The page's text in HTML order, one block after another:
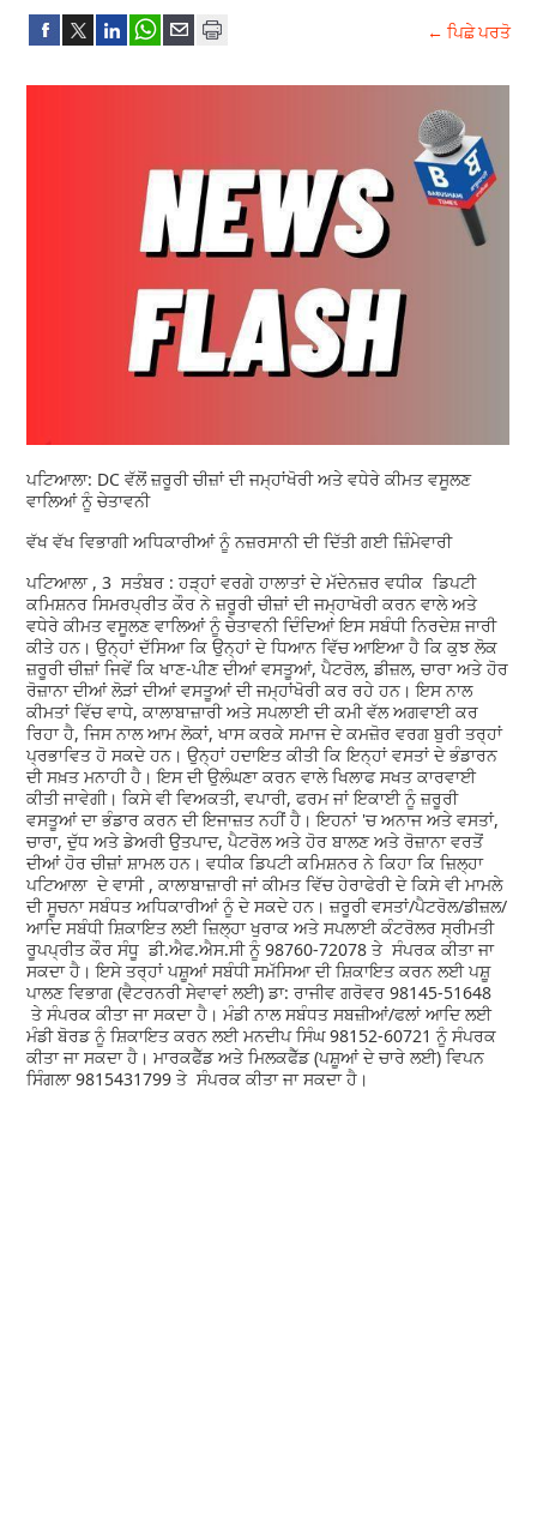
← ਪਿਛੇ ਪਰਤੋ
ਪਟਿਆਲਾ: DC ਵੱਲੋਂ ਜ਼ਰੂਰੀ ਚੀਜ਼ਾਂ ਦੀ ਜਮ੍ਹਾਂਖੋਰੀ ਅਤੇ ਵਧੇਰੇ ਕੀਮਤ ਵਸੂਲਣ
ਵਾਲਿਆਂ ਨੂੰ ਚੇਤਾਵਨੀ
ਵੱਖ ਵੱਖ ਵਿਭਾਗੀ ਅਧਿਕਾਰੀਆਂ ਨੂੰ ਨਜ਼ਰਸਾਨੀ ਦੀ ਦਿੱਤੀ ਗਈ ਜ਼ਿੰਮੇਵਾਰੀ
ਪਟਿਆਲਾ , 3 ਸਤੰਬਰ : ਹੜ੍ਹਾਂ ਵਰਗੇ ਹਾਲਾਤਾਂ ਦੇ ਮੱਦੇਨਜ਼ਰ ਵਧੀਕ ਡਿਪਟੀ
ਕਮਿਸ਼ਨਰ ਸਿਮਰਪ੍ਰੀਤ ਕੌਰ ਨੇ ਜ਼ਰੂਰੀ ਚੀਜ਼ਾਂ ਦੀ ਜਮ੍ਹਾਖੋਰੀ ਕਰਨ ਵਾਲੇ ਅਤੇ
ਵਧੇਰੇ ਕੀਮਤ ਵਸੂਲਣ ਵਾਲਿਆਂ ਨੂੰ ਚੇਤਾਵਨੀ ਦਿੰਦਿਆਂ ਇਸ ਸਬੰਧੀ ਨਿਰਦੇਸ਼ ਜਾਰੀ
ਕੀਤੇ ਹਨ। ਉਨ੍ਹਾਂ ਦੱਸਿਆ ਕਿ ਉਨ੍ਹਾਂ ਦੇ ਧਿਆਨ ਵਿੱਚ ਆਇਆ ਹੈ ਕਿ ਕੁਝ ਲੋਕ
ਜ਼ਰੂਰੀ ਚੀਜ਼ਾਂ ਜਿਵੇਂ ਕਿ ਖਾਣ-ਪੀਣ ਦੀਆਂ ਵਸਤੂਆਂ, ਪੈਟਰੋਲ, ਡੀਜ਼ਲ, ਚਾਰਾ ਅਤੇ ਹੋਰ
ਰੋਜ਼ਾਨਾ ਦੀਆਂ ਲੋੜਾਂ ਦੀਆਂ ਵਸਤੂਆਂ ਦੀ ਜਮ੍ਹਾਂਖੋਰੀ ਕਰ ਰਹੇ ਹਨ। ਇਸ ਨਾਲ
ਕੀਮਤਾਂ ਵਿੱਚ ਵਾਧੇ, ਕਾਲਾਬਾਜ਼ਾਰੀ ਅਤੇ ਸਪਲਾਈ ਦੀ ਕਮੀ ਵੱਲ ਅਗਵਾਈ ਕਰ
ਰਿਹਾ ਹੈ, ਜਿਸ ਨਾਲ ਆਮ ਲੋਕਾਂ, ਖਾਸ ਕਰਕੇ ਸਮਾਜ ਦੇ ਕਮਜ਼ੋਰ ਵਰਗ ਬੁਰੀ ਤਰ੍ਹਾਂ
ਪ੍ਰਭਾਵਿਤ ਹੋ ਸਕਦੇ ਹਨ। ਉਨ੍ਹਾਂ ਹਦਾਇਤ ਕੀਤੀ ਕਿ ਇਨ੍ਹਾਂ ਵਸਤਾਂ ਦੇ ਭੰਡਾਰਨ
ਦੀ ਸਖ਼ਤ ਮਨਾਹੀ ਹੈ। ਇਸ ਦੀ ਉਲੰਘਣਾ ਕਰਨ ਵਾਲੇ ਖਿਲਾਫ ਸਖਤ ਕਾਰਵਾਈ
ਕੀਤੀ ਜਾਵੇਗੀ। ਕਿਸੇ ਵੀ ਵਿਅਕਤੀ, ਵਪਾਰੀ, ਫਰਮ ਜਾਂ ਇਕਾਈ ਨੂੰ ਜ਼ਰੂਰੀ
ਵਸਤੂਆਂ ਦਾ ਭੰਡਾਰ ਕਰਨ ਦੀ ਇਜਾਜ਼ਤ ਨਹੀਂ ਹੈ। ਇਹਨਾਂ 'ਚ ਅਨਾਜ ਅਤੇ ਵਸਤਾਂ,
ਚਾਰਾ, ਦੁੱਧ ਅਤੇ ਡੇਅਰੀ ਉਤਪਾਦ, ਪੈਟਰੋਲ ਅਤੇ ਹੋਰ ਬਾਲਣ ਅਤੇ ਰੋਜ਼ਾਨਾ ਵਰਤੋਂ
ਦੀਆਂ ਹੋਰ ਚੀਜ਼ਾਂ ਸ਼ਾਮਲ ਹਨ। ਵਧੀਕ ਡਿਪਟੀ ਕਮਿਸ਼ਨਰ ਨੇ ਕਿਹਾ ਕਿ ਜ਼ਿਲ੍ਹਾ
ਪਟਿਆਲਾ ਦੇ ਵਾਸੀ , ਕਾਲਾਬਾਜ਼ਾਰੀ ਜਾਂ ਕੀਮਤ ਵਿੱਚ ਹੇਰਾਫੇਰੀ ਦੇ ਕਿਸੇ ਵੀ ਮਾਮਲੇ
ਦੀ ਸੂਚਨਾ ਸਬੰਧਤ ਅਧਿਕਾਰੀਆਂ ਨੂੰ ਦੇ ਸਕਦੇ ਹਨ। ਜ਼ਰੂਰੀ ਵਸਤਾਂ/ਪੈਟਰੋਲ/ਡੀਜ਼ਲ/
ਆਦਿ ਸਬੰਧੀ ਸ਼ਿਕਾਇਤ ਲਈ ਜ਼ਿਲ੍ਹਾ ਖੁਰਾਕ ਅਤੇ ਸਪਲਾਈ ਕੰਟਰੋਲਰ ਸ੍ਰੀਮਤੀ
ਰੂਪਪ੍ਰੀਤ ਕੌਰ ਸੰਧੂ ਡੀ.ਐਫ.ਐਸ.ਸੀ ਨੂੰ 98760-72078 ਤੇ ਸੰਪਰਕ ਕੀਤਾ ਜਾ
ਸਕਦਾ ਹੈ। ਇਸੇ ਤਰ੍ਹਾਂ ਪਸ਼ੂਆਂ ਸਬੰਧੀ ਸਮੱਸਿਆ ਦੀ ਸ਼ਿਕਾਇਤ ਕਰਨ ਲਈ ਪਸ਼ੂ
ਪਾਲਣ ਵਿਭਾਗ (ਵੈਟਰਨਰੀ ਸੇਵਾਵਾਂ ਲਈ) ਡਾ: ਰਾਜੀਵ ਗਰੋਵਰ 98145-51648
ਤੇ ਸੰਪਰਕ ਕੀਤਾ ਜਾ ਸਕਦਾ ਹੈ। ਮੰਡੀ ਨਾਲ ਸਬੰਧਤ ਸਬਜ਼ੀਆਂ/ਫਲਾਂ ਆਦਿ ਲਈ
ਮੰਡੀ ਬੋਰਡ ਨੂੰ ਸ਼ਿਕਾਇਤ ਕਰਨ ਲਈ ਮਨਦੀਪ ਸਿੰਘ 98152-60721 ਨੂੰ ਸੰਪਰਕ
ਕੀਤਾ ਜਾ ਸਕਦਾ ਹੈ। ਮਾਰਕਫੈੱਡ ਅਤੇ ਮਿਲਕਫੈੱਡ (ਪਸ਼ੂਆਂ ਦੇ ਚਾਰੇ ਲਈ) ਵਿਪਨ
ਸਿੰਗਲਾ 9815431799 ਤੇ ਸੰਪਰਕ ਕੀਤਾ ਜਾ ਸਕਦਾ ਹੈ।